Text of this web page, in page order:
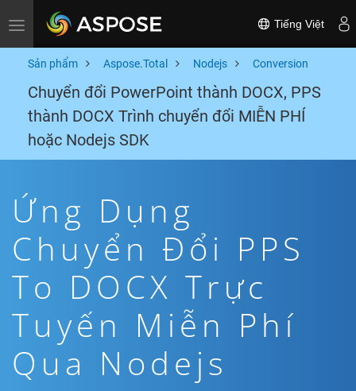
Toggle navigation Tiếng Việt
Sản phẩm Aspose.Total Nodejs Conversion
Chuyển đổi PowerPoint thành DOCX, PPS
thành DOCX Trình chuyển đổi MIỄN PHÍ
hoặc Nodejs SDK
Ứng Dụng
Chuyển Đổi PPS
To DOCX Trực
Tuyến Miễn Phí
Qua Nodejs